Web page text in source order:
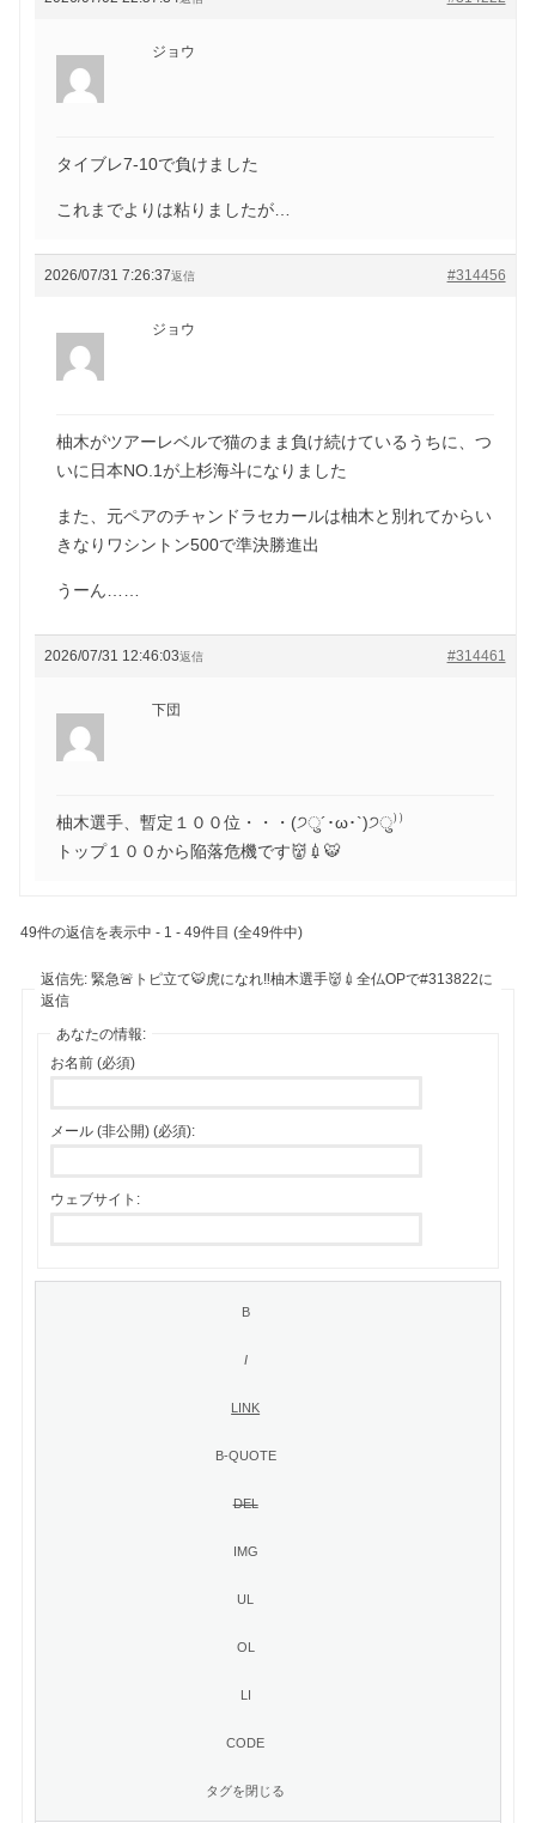
ジョウ
タイブレ7-10で負けました
これまでよりは粘りましたが…
2026/07/31 7:26:37 #314456
返信
ジョウ
柚木がツアーレベルで猫のまま負け続けているうちに、つ
いに日本NO.1が上杉海斗になりました
また、元ペアのチャンドラセカールは柚木と別れてからい
きなりワシントン500で準決勝進出
うーん……
2026/07/31 12:46:03 #314461
返信
下団
柚木選手、暫定１００位・・・(੭ु´･ω･`)੭ु⁾⁾
トップ１００から陥落危機です👹💉🐯
49件の返信を表示中 - 1 - 49件目 (全49件中)
返信先: 緊急🚨トピ立て🐯虎になれ‼️柚木選手👹💉全仏OPで#313822に
返信
あなたの情報:
お名前 (必須)
メール (非公開) (必須):
ウェブサイト: